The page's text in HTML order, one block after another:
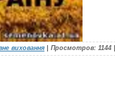
виховання Просмотров: 1144